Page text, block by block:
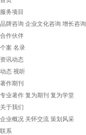
服务项目
品牌咨询 企业文化咨询 增长咨询
合作伙伴
个案 名录
资讯动态
动态 视听
著作期刊
专业著作 复为期刊 复为学堂
关于我们
企业概况 关怀交流 策划风采
联系